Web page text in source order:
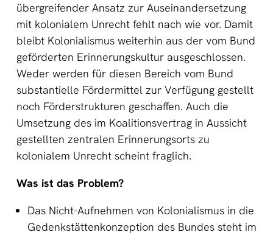
übergreifender Ansatz zur Auseinandersetzung
mit kolonialem Unrecht fehlt nach wie vor. Damit
bleibt Kolonialismus weiterhin aus der vom Bund
geförderten Erinnerungskultur ausgeschlossen.
Weder werden für diesen Bereich vom Bund
substantielle Fördermittel zur Verfügung gestellt
noch Förderstrukturen geschaffen. Auch die
Umsetzung des im Koalitionsvertrag in Aussicht
gestellten zentralen Erinnerungsorts zu
kolonialem Unrecht scheint fraglich.
Was ist das Problem?
Das Nicht-Aufnehmen von Kolonialismus in die
Gedenkstättenkonzeption des Bundes steht im